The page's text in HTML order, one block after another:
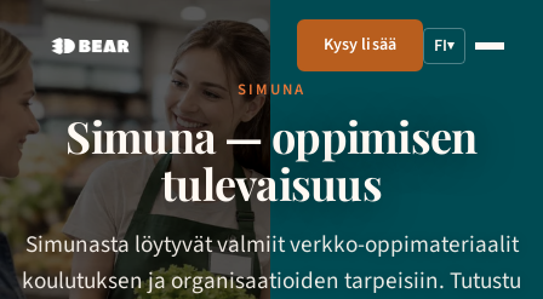
Kysy lisää FI▾
SIMUNA
Simuna — oppimisen
tulevaisuus
Simunasta löytyvät valmiit verkko-oppimateriaalit
koulutuksen ja organisaatioiden tarpeisiin. Tutustu